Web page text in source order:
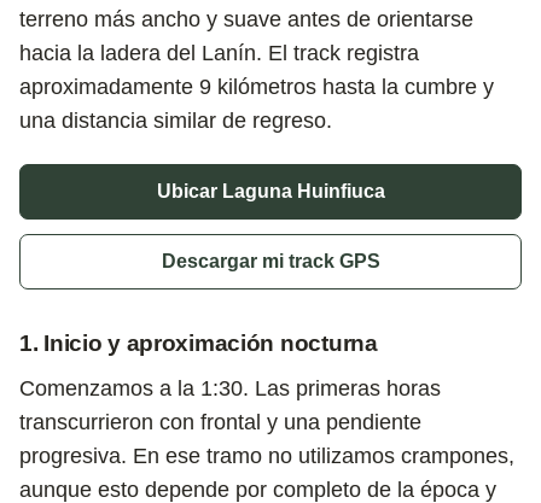
terreno más ancho y suave antes de orientarse
hacia la ladera del Lanín. El track registra
aproximadamente 9 kilómetros hasta la cumbre y
una distancia similar de regreso.
Ubicar Laguna Huinfiuca
Descargar mi track GPS
1. Inicio y aproximación nocturna
Comenzamos a la 1:30. Las primeras horas
transcurrieron con frontal y una pendiente
progresiva. En ese tramo no utilizamos crampones,
aunque esto depende por completo de la época y